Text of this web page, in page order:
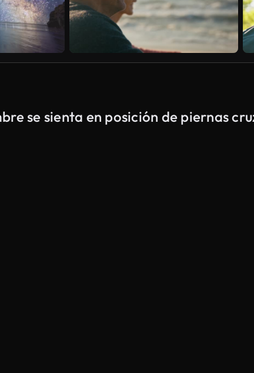
se sienta en posición de piernas